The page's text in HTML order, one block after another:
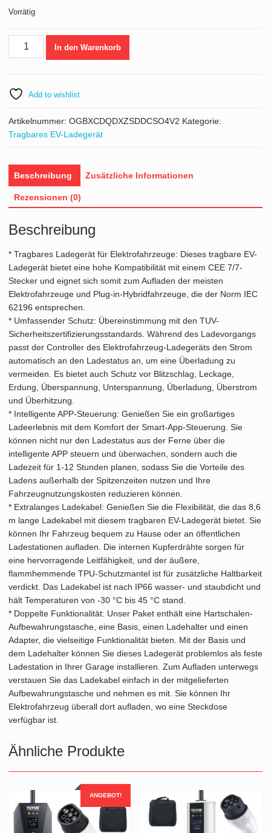
CHF 295.00CHF 250.00.
Vorrätig
Tragbares
kW
Ladegerät
für
Elektrofahrzeuge
EV-
Typ
2(IEC62196)
CEE
Stecker
16A
1-
Phasig
EV-
Ladestation
8,6m
Kabellänge
IP66
Wasserdicht
Wallbox
Menge
In den Warenkorb
Add to wishlist
Artikelnummer: OGBXCDQDXZSDDCSO4V2 Kategorie:
Tragbares EV-Ladegerät
Beschreibung Zusätzliche Informationen
Rezensionen (0)
Beschreibung
* Tragbares Ladegerät für Elektrofahrzeuge: Dieses tragbare EV-
Ladegerät bietet eine hohe Kompatibilität mit einem CEE 7/7-
Stecker und eignet sich somit zum Aufladen der meisten
Elektrofahrzeuge und Plug-in-Hybridfahrzeuge, die der Norm IEC
62196 entsprechen.
* Umfassender Schutz: Übereinstimmung mit den TUV-
Sicherheitszertifizierungsstandards. Während des Ladevorgangs
passt der Controller des Elektrofahrzeug-Ladegeräts den Strom
automatisch an den Ladestatus an, um eine Überladung zu
vermeiden. Es bietet auch Schutz vor Blitzschlag, Leckage,
Erdung, Überspannung, Unterspannung, Überladung, Überstrom
und Überhitzung.
* Intelligente APP-Steuerung: Genießen Sie ein großartiges
Ladeerlebnis mit dem Komfort der Smart-App-Steuerung. Sie
können nicht nur den Ladestatus aus der Ferne über die
intelligente APP steuern und überwachen, sondern auch die
Ladezeit für 1-12 Stunden planen, sodass Sie die Vorteile des
Ladens außerhalb der Spitzenzeiten nutzen und Ihre
Fahrzeugnutzungskosten reduzieren können.
* Extralanges Ladekabel: Genießen Sie die Flexibilität, die das 8,6
m lange Ladekabel mit diesem tragbaren EV-Ladegerät bietet. Sie
können Ihr Fahrzeug bequem zu Hause oder an öffentlichen
Ladestationen aufladen. Die internen Kupferdrähte sorgen für
eine hervorragende Leitfähigkeit, und der äußere,
flammhemmende TPU-Schutzmantel ist für zusätzliche Haltbarkeit
verdickt. Das Ladekabel ist nach IP66 wasser- und staubdicht und
hält Temperaturen von -30 °C bis 45 °C stand.
* Doppelte Funktionalität: Unser Paket enthält eine Hartschalen-
Aufbewahrungstasche, eine Basis, einen Ladehalter und einen
Adapter, die vielseitige Funktionalität bieten. Mit der Basis und
dem Ladehalter können Sie dieses Ladegerät problemlos als feste
Ladestation in Ihrer Garage installieren. Zum Aufladen unterwegs
verstauen Sie das Ladekabel einfach in der mitgelieferten
Aufbewahrungstasche und nehmen es mit. Sie können Ihr
Elektrofahrzeug überall dort aufladen, wo eine Steckdose
verfügbar ist.
Ähnliche Produkte
ANGEBOT!